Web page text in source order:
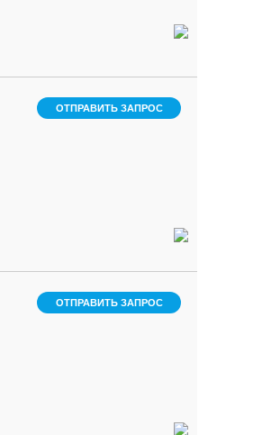
ОТПРАВИТЬ ЗАПРОС
ОТПРАВИТЬ ЗАПРОС